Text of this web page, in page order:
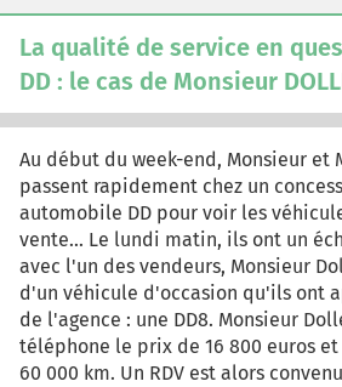
La qualité de service en
DD : le cas de Monsieur
Au début du week-end, Monsieur et
passent rapidement chez un
automobile DD pour voir les
vente... Le lundi matin, ils ont un
avec l'un des vendeurs, Monsieur
d'un véhicule d'occasion qu'ils ont
de l'agence : une DD8. Monsieur
téléphone le prix de 16 800 euros
60 000 km. Un RDV est alors